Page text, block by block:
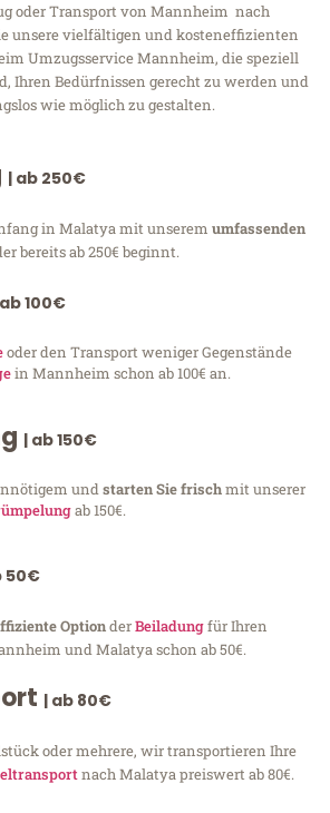
oder Transport von Mannheim nach
unsere vielfältigen und kosteneffizienten
Umzugsservice Mannheim, die speziell
Ihren Bedürfnissen gerecht zu werden und
wie möglich zu gestalten.
| ab 250€
in Malatya mit unserem umfassenden
bereits ab 250€ beginnt.
100€
oder den Transport weniger Gegenstände
in Mannheim schon ab 100€ an.
| ab 150€
undstarten Sie frischmit unserer
ab 150€.
50€
OptionderBeiladungfür Ihren
und Malatya schon ab 50€.
| ab 80€
oder mehrere, wir transportieren Ihre
nach Malatya preiswert ab 80€.